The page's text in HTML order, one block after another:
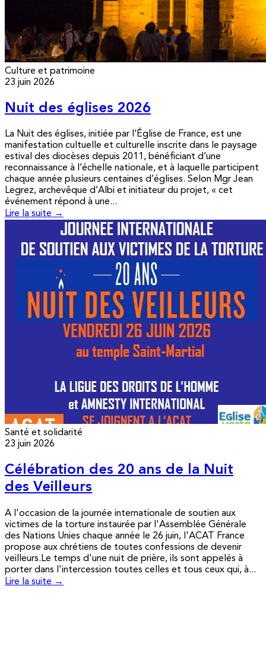
Culture et patrimoine
23 juin 2026
Nuit des églises 2026
La Nuit des églises, initiée par l’Église de France, est une
manifestation cultuelle et culturelle inscrite dans le paysage
estival des diocèses depuis 2011, bénéficiant d’une
reconnaissance à l’échelle nationale, et à laquelle participent
chaque année plusieurs centaines d’églises. Selon Mgr Jean
Legrez, archevêque d’Albi et initiateur du projet, « cet
événement répond à une...
Lire la suite →
Santé et solidarité
23 juin 2026
Célébration des 20 ans de la Nuit
des Veilleurs
A l'occasion de la journée internationale de soutien aux
victimes de la torture instaurée par l'Assemblée Générale
des Nations Unies chaque année le 26 juin, l'ACAT France
propose aux chrétiens de toutes confessions de devenir
veilleurs.Le temps d'une nuit de prière, ils sont appelés à
porter dans l'intercession toutes celles et tous ceux qui, à...
Lire la suite →